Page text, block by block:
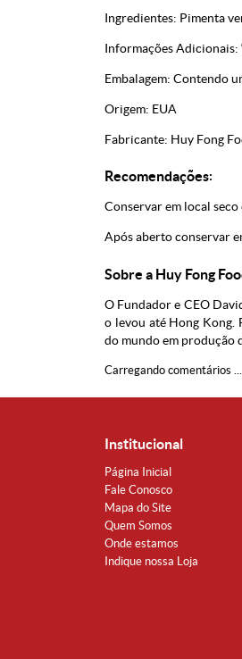
Ingredientes: Pimenta
Informações Adicionais:
Embalagem: Contendo
Origem: EUA
Fabricante: Huy Fong
Recomendações:
Conservar em local seco
Após aberto conservar
Sobre a Huy Fong
O Fundador e CEO
o levou até Hong Kong.
do mundo em produção
Carregando comentários ...
Institucional
Página Inicial
Fale Conosco
Mapa do Site
Quem Somos
Onde estamos
Indique nossa Loja